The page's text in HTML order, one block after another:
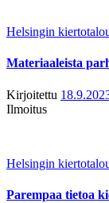
Helsingin
Materiaaleista
Kirjoitettu
Ilmoitus
Helsingin
Parempaa tietoa